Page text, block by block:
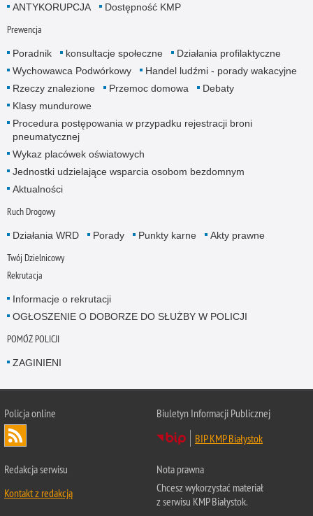
ANTYKORUPCJA
Dostępność KMP
Prewencja
Poradnik konsultacje społeczne
Działania profilaktyczne
Wychowawca Podwórkowy
Handel ludźmi - porady wakacyjne
Rzeczy znalezione
Przemoc domowa
Debaty
Klasy mundurowe
Procedura postępowania w przypadku rejestracji broni
pneumatycznej
Wykaz placówek oświatowych
Jednostki udzielające wsparcia osobom bezdomnym
Aktualności
Ruch Drogowy
Działania WRD Porady Punkty karne Akty prawne
Twój Dzielnicowy
Rekrutacja
Informacje o rekrutacji
OGŁOSZENIE O DOBORZE DO SŁUŻBY W POLICJI
POMÓŻ POLICJI
ZAGINIENI
Policja online
Biuletyn Informacji Publicznej
BIP KMP Białystok
Redakcja serwisu
Kontakt z redakcją
Nota prawna
Chcesz wykorzystać materiał
z serwisu KMP Białystok.